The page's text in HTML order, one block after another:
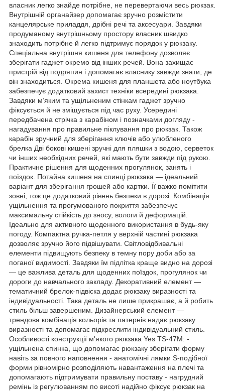
власник легко знайде потрібне, не перевертаючи весь рюкзак.
Внутрішній органайзер допомагає зручно розмістити
канцелярське приладдя, дрібні речі та аксесуари. Завдяки
продуманому внутрішньому простору власник швидко
знаходить потрібне й легко підтримує порядок у рюкзаку.
Спеціальна внутрішня кишеня для телефону дозволяє
зберігати гаджет окремо від інших речей. Вона захищає
пристрій від подряпин і допомагає власнику завжди знати, де
він знаходиться. Окрема кишеня для планшета або ноутбука
забезпечує додатковий захист техніки всередині рюкзака.
Завдяки м’яким та ущільненим стінкам гаджет зручно
фіксується й не зміщується під час руху. Усередині
передбачена стрічка з карабіном і позначками догляду -
нагадування про правильне піклування про рюкзак. Також
карабін зручний для зберігання ключів або улюбленого
брелка Дві бокові кишені зручні для пляшки з водою, серветок
чи інших необхідних речей, які мають бути завжди під рукою.
Практичне рішення для щоденних прогулянок, занять і
поїздок. Потайна кишеня на спинці рюкзака — ідеальний
варіант для зберігання грошей або картки. Її важко помітити
зовні, тож це додатковий рівень безпеки в дорозі. Комбінація
ущільнення та прогумованого покриття забезпечує
максимальну стійкість до зносу, вологи й деформацій.
Ідеально для активного щоденного використання в будь-яку
погоду. Компактна ручка-петля у верхній частині рюкзака
дозволяє зручно його підвішувати. Світловідбивальні
елементи підвищують безпеку в темну пору доби або за
поганої видимості. Завдяки їм підлітка краще видно на дорозі
— це важлива деталь для щоденних поїздок, прогулянок чи
дороги до навчального закладу. Декоративний елемент —
тематичний брелок-підвіска додає рюкзаку виразності та
індивідуальності. Така деталь не лише прикрашає, а й робить
стиль більш завершеним. Дизайнерський елемент —
трендова комбінація кольорів та патернів надає рюкзаку
виразності та допомагає підкреслити індивідуальний стиль.
Особливості конструкції м'якого рюкзака Yes TS-47М: -
ущільнена спинка, що допомагає рюкзаку зберігати форму
навіть за повного наповнення - анатомічні лямки S-подібної
форми рівномірно розподіляють навантаження на плечі та
допомагають підтримувати правильну поставу - нагрудний
ремінь із регулюванням по висоті надійно фіксує рюкзак на